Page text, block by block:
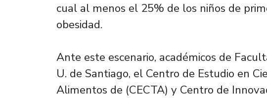
cual al menos el 25% de los niños de
obesidad.
Ante este escenario, académicos de
U. de Santiago, el Centro de Estudio en
Alimentos de (CECTA) y Centro de